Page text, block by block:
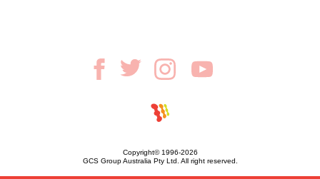
Copyright© 1996-2026
GCS Group Australia Pty Ltd. All right reserved.